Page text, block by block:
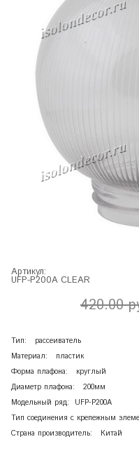
Артикул:
UFP-P200A CLEAR
420.00
Тип: рассеиватель
Материал: пластик
Форма плафона: круглый
Диаметр плафона: 200мм
Модельный ряд: UFP-P200A
Тип соединения с крепежным
Страна производитель: Китай